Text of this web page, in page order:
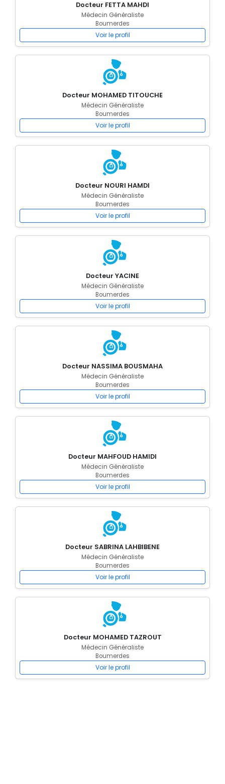
Docteur FETTA MAHDI
Médecin Généraliste
Boumerdes
Voir le profil
Docteur MOHAMED TITOUCHE
Médecin Généraliste
Boumerdes
Voir le profil
Docteur NOURI HAMDI
Médecin Généraliste
Boumerdes
Voir le profil
Docteur YACINE
Médecin Généraliste
Boumerdes
Voir le profil
Docteur NASSIMA BOUSMAHA
Médecin Généraliste
Boumerdes
Voir le profil
Docteur MAHFOUD HAMIDI
Médecin Généraliste
Boumerdes
Voir le profil
Docteur SABRINA LAHBIBENE
Médecin Généraliste
Boumerdes
Voir le profil
Docteur MOHAMED TAZROUT
Médecin Généraliste
Boumerdes
Voir le profil